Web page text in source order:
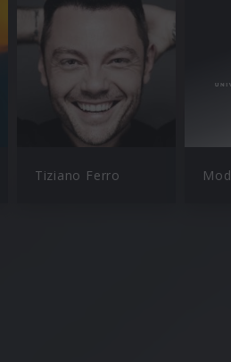
Tiziano Ferro